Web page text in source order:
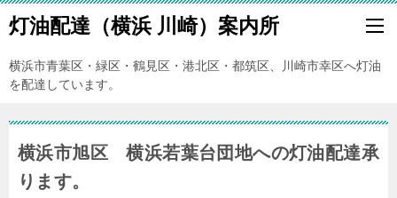
灯油配達（横浜 川崎）案内所
横浜市青葉区・緑区・鶴見区・港北区・都筑区、川崎市幸区へ灯油
を配達しています。
横浜市旭区 横浜若葉台団地への灯油配達承
ります。